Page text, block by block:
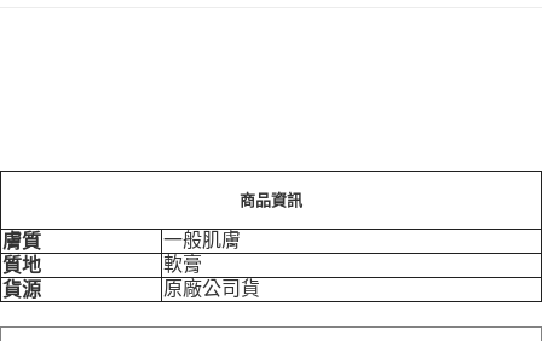
商品資訊
膚質
一般肌膚
質地
軟膏
貨源
原廠公司貨